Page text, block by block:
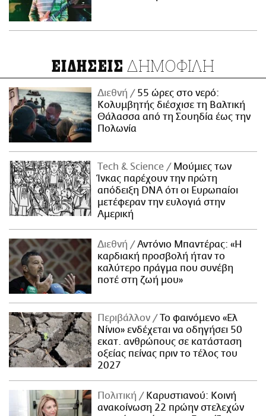
ΕΙΔΗΣΕΙΣ ΔΗΜΟΦΙΛΗ
Διεθνή
55 ώρες στο νερό:
Κολυμβητής διέσχισε τη Βαλτική
Θάλασσα από τη Σουηδία έως την
Πολωνία
Τech & Science
Μούμιες των
Ίνκας παρέχουν την πρώτη
απόδειξη DNA ότι οι Ευρωπαίοι
μετέφεραν την ευλογιά στην
Αμερική
Διεθνή
Αντόνιο Μπαντέρας: «Η
καρδιακή προσβολή ήταν το
καλύτερο πράγμα που συνέβη
ποτέ στη ζωή μου»
Περιβάλλον
Το φαινόμενο «Ελ
Νίνιο» ενδέχεται να οδηγήσει 50
εκατ. ανθρώπους σε κατάσταση
οξείας πείνας πριν το τέλος του
2027
Πολιτική
Καρυστιανού: Κοινή
ανακοίνωση 22 πρώην στελεχών